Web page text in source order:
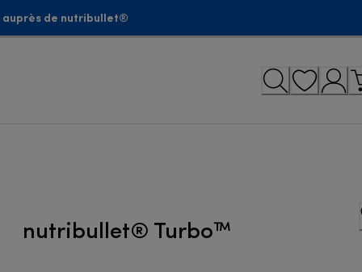
de nutribullet®
nutribullet® Turbo™